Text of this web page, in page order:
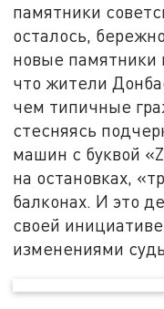
памятники
осталось,
новые памятники
что жители
чем типичные
стесняясь
машин с буквой
на остановках,
балконах. И это
своей
изменениями